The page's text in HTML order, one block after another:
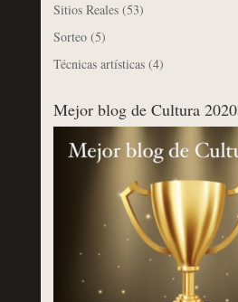
Sitios Reales(53)
Sorteo(5)
Técnicas artísticas(4)
Mejor blog de Cultura 2020